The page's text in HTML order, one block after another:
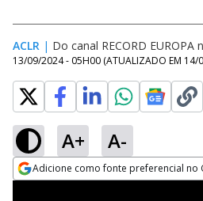
ACLR | Do canal RECORD EUROPA
13/09/2024 - 05H00 (ATUALIZADO EM 14/
A+ A-
Adicione como fonte preferencial no